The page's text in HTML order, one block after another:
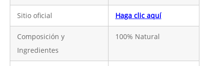
Sitio oficial Haga clic aquí
Composición y
Ingredientes
100% Natural